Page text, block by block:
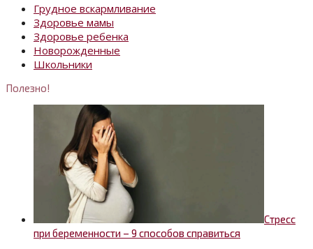
Грудное вскармливание
Здоровье мамы
Здоровье ребенка
Новорожденные
Школьники
Полезно!
Стресс
при беременности – 9 способов справиться